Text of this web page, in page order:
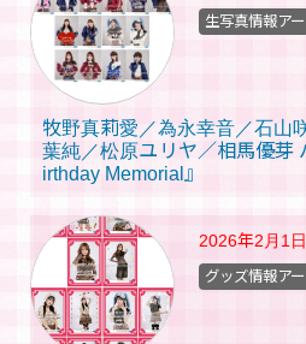
牧野真莉愛／為永幸音／石山
葉純／松原ユリヤ／相馬優芽
irthday Memorial』
生写真情報ア
2026年2月1日
グッズ情報ア